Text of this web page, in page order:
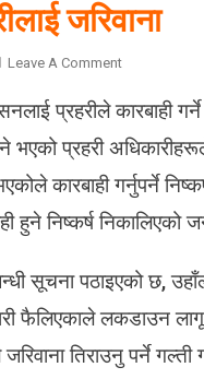
जरिवाना
Leave A CommentO
बे
ला
त
का
न
म
ला
प्रहरीले
भएको प्रहरी
कारबाही गर्नुपर्ने
हुने निष्कर्ष निकालिएको
सूचना पठाइएको छ,
फैलिएकाले लकडाउन
तिराउनु पर्ने